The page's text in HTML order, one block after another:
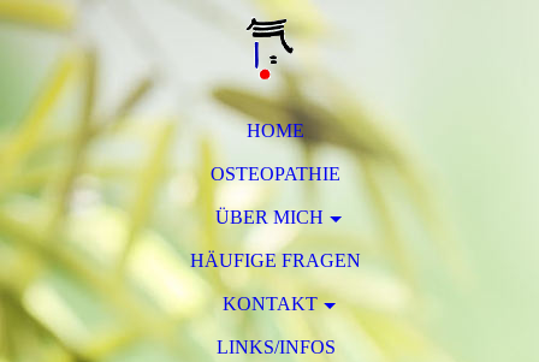
HOME
OSTEOPATHIE
ÜBER MICH
HÄUFIGE FRAGEN
KONTAKT
LINKS/INFOS